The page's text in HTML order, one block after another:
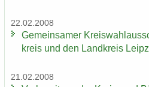
22.02.2008
Ge­mein­sa­mer
kreis und den Land­kreis
21.02.2008